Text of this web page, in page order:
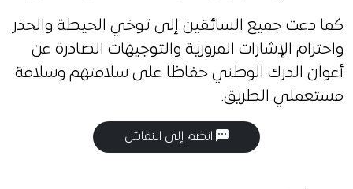
كما دعت جميع السائقين إلى توخي الحيطة والحذر
واحترام الإشارات المرورية والتوجيهات الصادرة عن
أعوان الدرك الوطني حفاظا على سلامتهم وسلامة
مستعملي الطريق.
انضم إلى النقاش